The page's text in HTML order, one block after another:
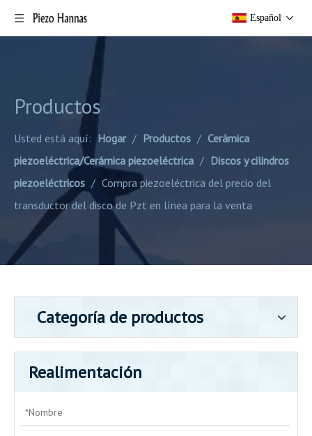
Español
Productos
Usted está aquí: Hogar / Productos / Cerámica
piezoeléctrica/Cerámica piezoeléctrica / Discos y cilindros
piezoeléctricos / Compra piezoeléctrica del precio del
transductor del disco de Pzt en línea para la venta
Categoría de productos
Realimentación